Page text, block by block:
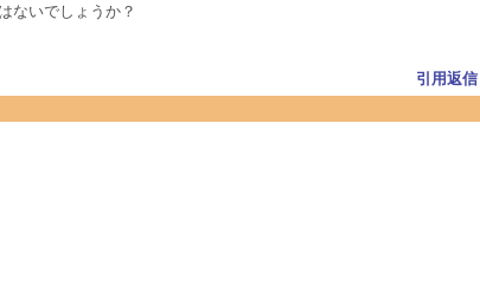
ないでしょうか？
引用返信